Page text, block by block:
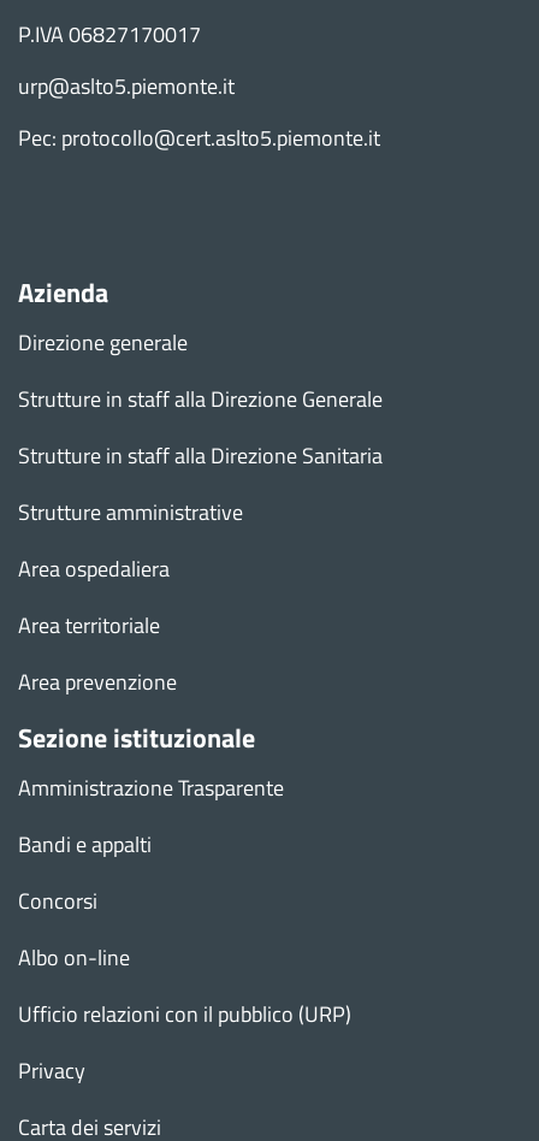
P.IVA 06827170017
urp@aslto5.piemonte.it
Pec: protocollo@cert.aslto5.piemonte.it
Azienda
Direzione generale
Strutture in staff alla Direzione Generale
Strutture in staff alla Direzione Sanitaria
Strutture amministrative
Area ospedaliera
Area territoriale
Area prevenzione
Sezione istituzionale
Amministrazione Trasparente
Bandi e appalti
Concorsi
Albo on-line
Ufficio relazioni con il pubblico (URP)
Privacy
Carta dei servizi